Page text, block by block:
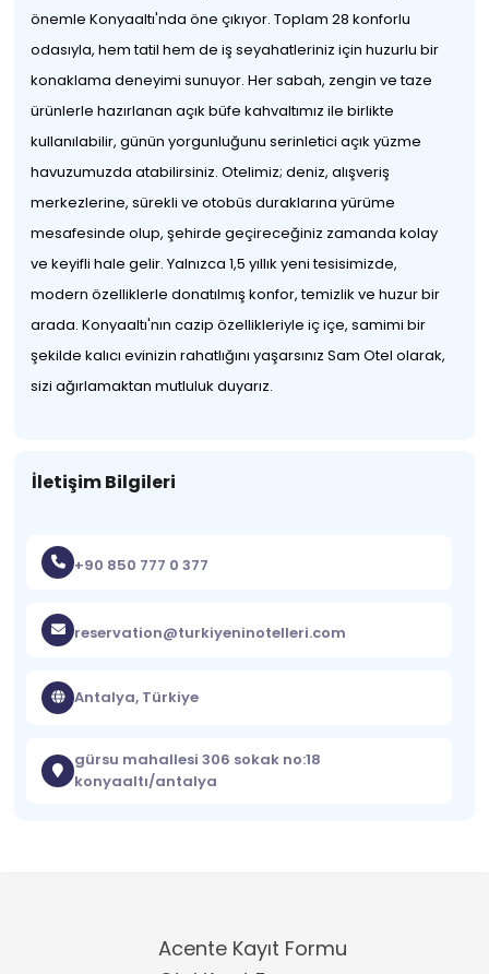
önemle Konyaaltı'nda öne çıkıyor. Toplam 28 konforlu
odasıyla, hem tatil hem de iş seyahatleriniz için huzurlu bir
konaklama deneyimi sunuyor. Her sabah, zengin ve taze
ürünlerle hazırlanan açık büfe kahvaltımız ile birlikte
kullanılabilir, günün yorgunluğunu serinletici açık yüzme
havuzumuzda atabilirsiniz. Otelimiz; deniz, alışveriş
merkezlerine, sürekli ve otobüs duraklarına yürüme
mesafesinde olup, şehirde geçireceğiniz zamanda kolay
ve keyifli hale gelir. Yalnızca 1,5 yıllık yeni tesisimizde,
modern özelliklerle donatılmış konfor, temizlik ve huzur bir
arada. Konyaaltı'nın cazip özellikleriyle iç içe, samimi bir
şekilde kalıcı evinizin rahatlığını yaşarsınız Sam Otel olarak,
sizi ağırlamaktan mutluluk duyarız.
İletişim Bilgileri
+90 850 777 0 377
reservation@turkiyeninotelleri.com
Antalya, Türkiye
gürsu mahallesi 306 sokak no:18
konyaaltı/antalya
Acente Kayıt Formu